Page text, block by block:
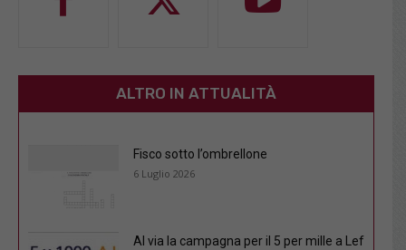
ALTRO IN ATTUALITÀ
Fisco sotto l’ombrellone
6 Luglio 2026
Al via la campagna per il 5 per mille a Lef